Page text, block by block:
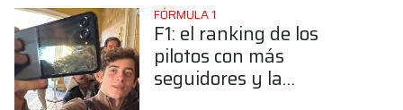
FÓRMULA 1
F1: el ranking de los
pilotos con más
seguidores y la